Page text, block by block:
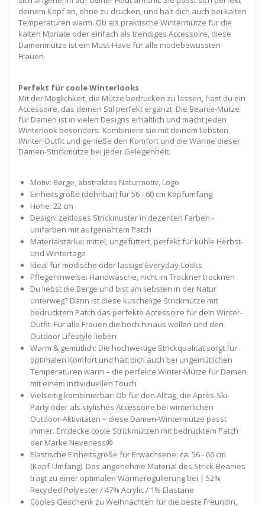
deinem Kopf an, ohne zu drücken, und hält dich auch bei kalten
Temperaturen warm. Ob als praktische Wintermütze für die
kalten Monate oder einfach als trendiges Accessoire, diese
Damenmütze ist ein Must-Have für alle modebewussten
Frauen
Perfekt für coole Winterlooks
Mit der Möglichkeit, die Mütze bedrucken zu lassen, hast du ein
Accessoire, das deinen Stil perfekt ergänzt. Die Beanie-Mütze
für Damen ist in vielen Designs erhältlich und macht jeden
Winterlook besonders. Kombiniere sie mit deinem liebsten
Winter-Outfit und genieße den Komfort und die Wärme dieser
Damen-Strickmütze bei jeder Gelegenheit.
Motiv: Berge, abstraktes Naturmotiv, Logo
Einheitsgröße (dehnbar) für 56 - 60 cm Kopfumfang
Höhe: 22 cm
Design: zeitloses Strickmuster in dezenten Farben -
unifarben mit aufgenähtem Patch
Materialstärke: mittel, ungefüttert, perfekt für kühle Herbst-
und Wintertage
Ideal für modische oder lässige Everyday-Looks
Pflegehinweise: Handwäsche, nicht im Trockner trocknen
Du liebst die Berge und bist am liebsten in der Natur
unterweg? Dann ist diese kuschelige Strickmütze mit
bedrucktem Patch das perfekte Accessoire für dein Winter-
Outfit. Für alle Frauen die hoch hinaus wollen und den
Outdoor Lifestyle lieben
Warm & gemütlich: Die hochwertige Strickqualität sorgt für
optimalen Komfort und hält dich auch bei ungemütlichen
Temperaturen warm – die perfekte Winter-Mütze für Damen
mit einem individuellen Touch
Vielseitig kombinierbar: Ob für den Alltag, die Après-Ski-
Party oder als stylishes Accessoire bei winterlichen
Outdoor-Aktivitäten – diese Damen-Wintermütze passt
immer. Entdecke coole Strickmützen mit bedrucktem Patch
der Marke Neverless®
Elastische Einheitsgröße für Erwachsene: ca. 56 - 60 cm
(Kopf-Umfang). Das angenehme Material des Strick-Beanies
trägt zu einer optimalen Wärmeregulierung bei | 52%
Recycled Polyester / 47% Acrylic / 1% Elastane
Cooles Geschenk zu Weihnachten für die beste Freundin,